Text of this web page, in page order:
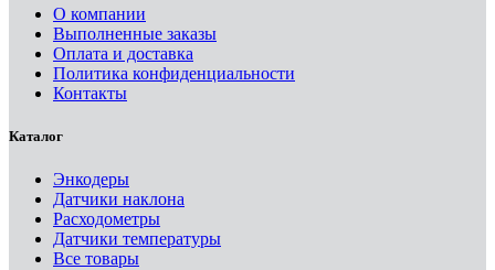
О компании
Выполненные заказы
Оплата и доставка
Политика конфиденциальности
Контакты
Каталог
Энкодеры
Датчики наклона
Расходометры
Датчики температуры
Все товары